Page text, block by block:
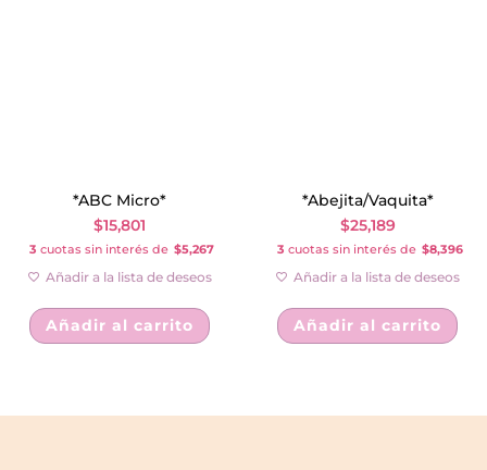
*ABC Micro*
$15,801
3 cuotas sin interés de $5,267
Añadir a la lista de deseos
Añadir al carrito
*Abejita/Vaquita*
$25,189
3 cuotas sin interés de $8,396
Añadir a la lista de deseos
Añadir al carrito